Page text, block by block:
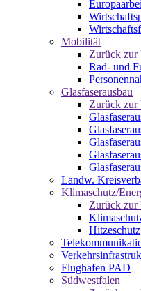
Mobilität
Zurück zur
Rad- und
Glasfaserausbau
Zurück zur
Landw.
Klimaschutz/
Zurück zur
Hitzeschutz
Flughafen PAD
Südwestfalen